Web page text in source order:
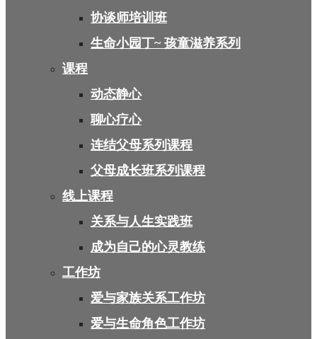
协谈师培训班
生命小园丁~ 孩童滋养系列
课程
动态静心
聊心疗心
连结父母系列课程
父母成长班系列课程
线上课程
关系与人生实践班
成为自己的心灵教练
工作坊
爱与家族关系工作坊
爱与生命角色工作坊